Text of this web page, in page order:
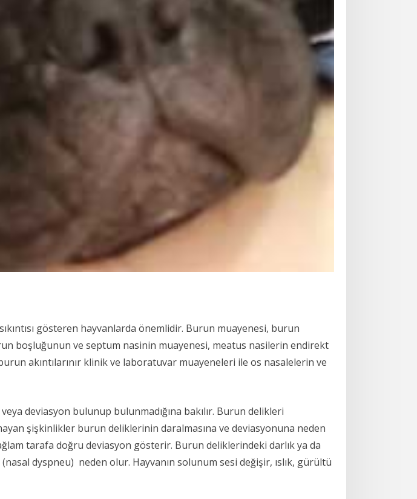
gösteren hayvanlarda önemlidir. Burun muayenesi, burun
boşluğunun ve septum nasinin muayenesi, meatus nasilerin endirekt
akıntılarınır klinik ve laboratuvar muayeneleri ile os nasalelerin ve
deviasyon bulunup bulunmadığına bakılır. Burun delikleri
şişkinlikler burun deliklerinin daralmasına ve deviasyonuna neden
tarafa doğru deviasyon gösterir. Burun deliklerindeki darlık ya da
dyspneu) neden olur. Hayvanın solunum sesi değişir, ıslık, gürültü